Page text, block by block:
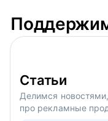
Статьи
Делимся
про рекламные